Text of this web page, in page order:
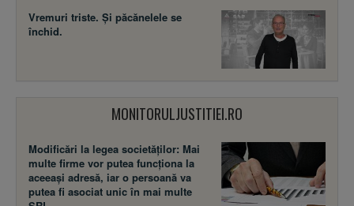
Vremuri triste. Şi păcănelele se
închid.
MONITORULJUSTITIEI.RO
Modificări la legea societăţilor: Mai
multe firme vor putea funcţiona la
aceeaşi adresă, iar o persoană va
putea fi asociat unic în mai multe